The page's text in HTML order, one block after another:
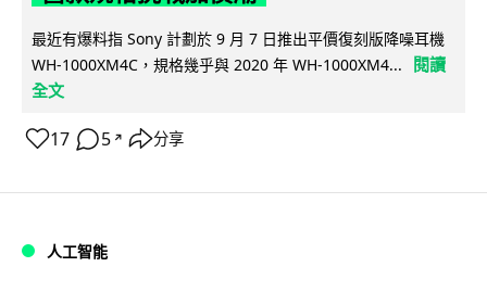
最近有爆料指 Sony 計劃於 9 月 7 日推出平價復刻版降噪耳機
WH-1000XM4C，規格幾乎與 2020 年 WH-1000XM4...
閱讀
全文
17 5 ↗ 分享
人工智能